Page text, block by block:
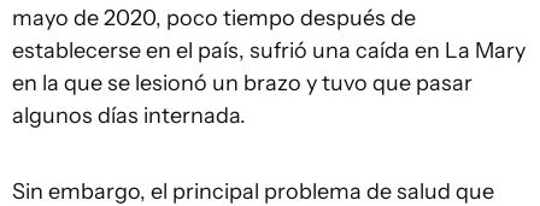
mayo de 2020, poco tiempo después de
establecerse en el país, sufrió una caída en La Mary
en la que se lesionó un brazo y tuvo que pasar
algunos días internada.
Sin embargo, el principal problema de salud que